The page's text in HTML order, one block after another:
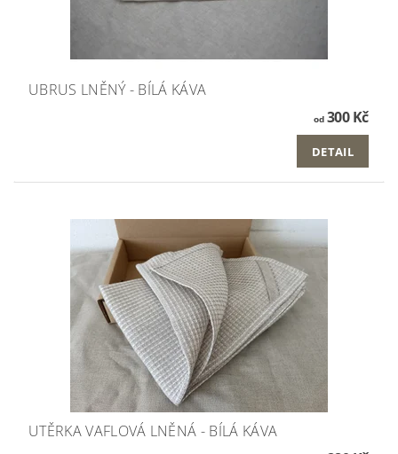
UBRUS LNĚNÝ - BÍLÁ KÁVA
od300 Kč
DETAIL
UTĚRKA VAFLOVÁ LNĚNÁ - BÍLÁ KÁVA